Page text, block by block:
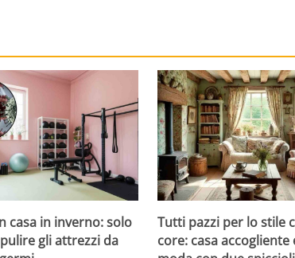
casa in inverno: solo
gli attrezzi da
Tutti pazzi per lo stile
core: casa accogliente